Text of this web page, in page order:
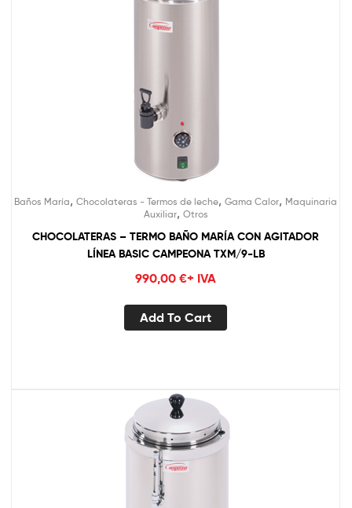
Baños María, Chocolateras - Termos de leche, Gama Calor, Maquinaria
Auxiliar, Otros
CHOCOLATERAS – TERMO BAÑO MARÍA CON AGITADOR
LÍNEA BASIC CAMPEONA TXM/9-LB
990,00 €+ IVA
Add To Cart